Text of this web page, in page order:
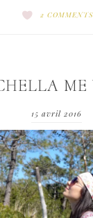
2 COMMENTS
15 avril 2016